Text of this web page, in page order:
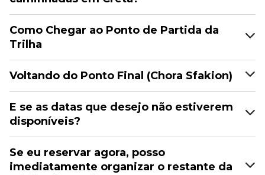
Como Chegar ao Ponto de Partida da
Trilha
Voltando do Ponto Final (Chora Sfakion)
E se as datas que desejo não estiverem
disponíveis?
Se eu reservar agora, posso
imediatamente organizar o restante da